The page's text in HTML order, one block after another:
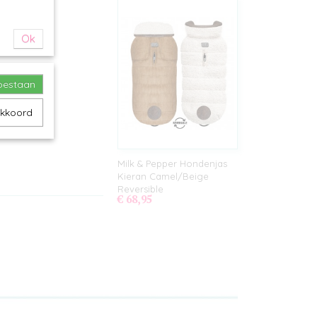
Milk & Pepper Hondenjas
Kieran Camel/Beige
Reversible
€ 68,95
Ok